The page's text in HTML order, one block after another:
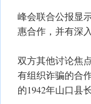
峰会联合公报显
惠合作，并有深
双方其他讨论焦
有组织诈骗的合
的1942年山口县